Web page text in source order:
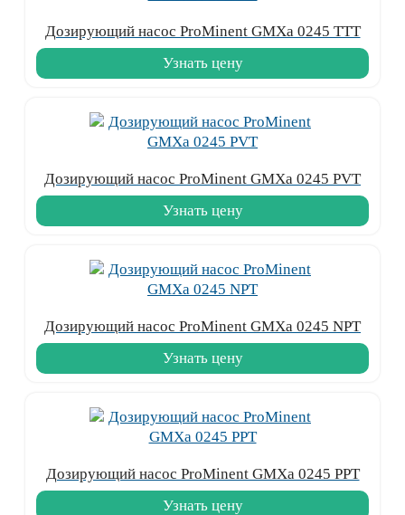
Дозирующий насос ProMinent GMXa 0245 TTT
Узнать цену
Дозирующий насос ProMinent GMXa 0245 PVT
Узнать цену
Дозирующий насос ProMinent GMXa 0245 NPT
Узнать цену
Дозирующий насос ProMinent GMXa 0245 PPT
Узнать цену